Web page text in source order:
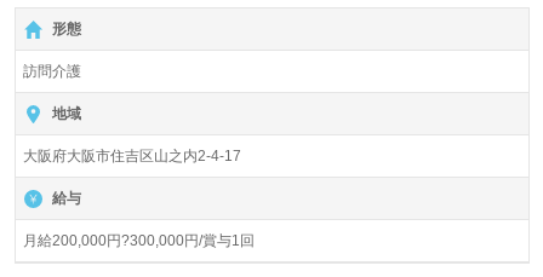
ンスです。具体的には、月給は200,000円から300,000円
で、年に一度の賞与も支給されます。資格は初任者研修以
上が必要ですが、経験豊富な方を歓迎しています。杉本町
駅から徒歩5分とアクセスも良好で、通勤の負担を軽減し
ます。
当社の魅力は、幅広い年代の職員が活躍している点です。
若手からベテランまで、多様なバックグラウンドを持つ同
を取り入れることができます。また、OJTや社内外の研修
制度も充実しており、専門性を高めながら成長できる環境
形態
訪問介護
地域
大阪府大阪市住吉区山之内2-4-17
給与
月給200,000円?300,000円/賞与1回